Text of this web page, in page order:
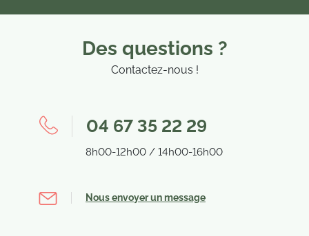
Des questions ?
Contactez-nous !
04 67 35 22 29
8h00-12h00 / 14h00-16h00
Nous envoyer un message